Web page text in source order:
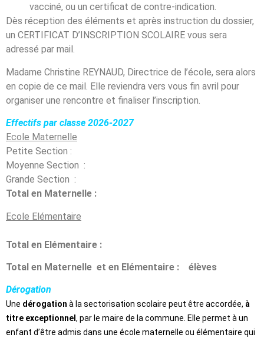
vacciné, ou un certificat de contre-indication.
Dès réception des éléments et après instruction du dossier,
un CERTIFICAT D’INSCRIPTION SCOLAIRE vous sera
adressé par mail.
Madame Christine REYNAUD, Directrice de l’école, sera alors
en copie de ce mail. Elle reviendra vers vous fin avril pour
organiser une rencontre et finaliser l’inscription.
Effectifs par classe 2026-2027
Ecole Maternelle
Petite Section :
Moyenne Section :
Grande Section :
Total en Maternelle :
Ecole Elémentaire
Total en Elémentaire :
Total en Maternelle et en Elémentaire : élèves
Dérogation
Une dérogation à la sectorisation scolaire peut être accordée, à
titre exceptionnel , par le maire de la commune. Elle permet à un
enfant d’être admis dans une école maternelle ou élémentaire qui